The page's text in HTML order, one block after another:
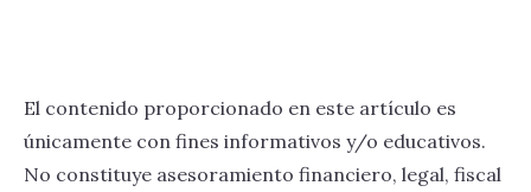
El contenido proporcionado en este artículo es
únicamente con fines informativos y/o educativos.
No constituye asesoramiento financiero, legal, fiscal